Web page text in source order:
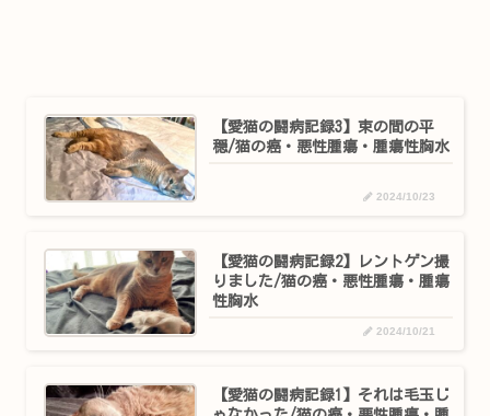
【愛猫の闘病記録3】束の間の平
穏/猫の癌・悪性腫瘍・腫瘍性胸水
2024/10/23
【愛猫の闘病記録2】レントゲン撮
りました/猫の癌・悪性腫瘍・腫瘍
性胸水
2024/10/21
【愛猫の闘病記録1】それは毛玉じ